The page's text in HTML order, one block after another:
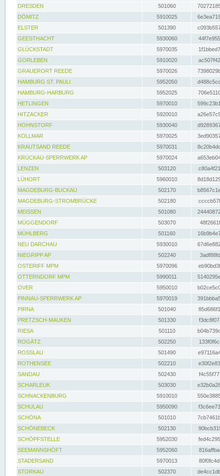
DRESDEN
501060
DÖMITZ
5910025
ELSTER
501390
GEESTHACHT
5930060
GLÜCKSTADT
5970035
GORLEBEN
5910020
GRAUERORT REEDE
5970026
HAMBURG ST. PAULI
5952050
HAMBURG-HARBURG
5952025
HETLINGEN
5970010
HITZACKER
5920010
HOHNSTORF
5930040
KOLLMAR
5970025
KRAUTSAND REEDE
5970031
KRÜCKAU-SPERRWERK AP
5970024
LENZEN
503120
LÜHORT
5960010
MAGDEBURG-BUCKAU
502170
MAGDEBURG-STROMBRÜCKE
502180
MEISSEN
501080
MÜGGENDORF
503070
MÜHLBERG
501160
NEU DARCHAU
5930010
NIEGRIPP AP
502240
OSTERIFF MPM
5970096
OTTERNDORF MPM
5990011
OVER
5950010
PINNAU-SPERRWERK AP
5970019
PIRNA
501040
PRETZSCH-MAUKEN
501330
RIESA
501110
ROGÄTZ
502250
ROSSLAU
501490
ROTHENSEE
502210
SANDAU
502430
SCHARLEUK
503030
SCHNACKENBURG
5910010
SCHULAU
5950090
SCHÖNA
501010
SCHÖNEBECK
502130
SCHÖPFSTELLE
5952030
SEEMANNSHÖFT
5952060
STADERSAND
5970013
STORKAU
502370